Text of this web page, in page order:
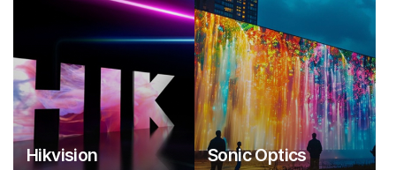
Hikvision Sonic Optics